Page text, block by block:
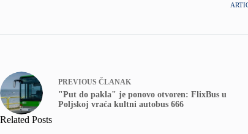
PREVIOUS ČLANAK
"Put do pakla" je ponovo otvoren: FlixBus u
Poljskoj vraća kultni autobus 666
Related Posts